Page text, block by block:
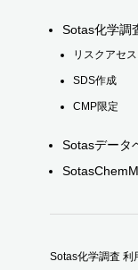
Sotas化学調
リスクアセ
SDS作成
CMP限定
Sotasデータ
Sotas化学調査 利